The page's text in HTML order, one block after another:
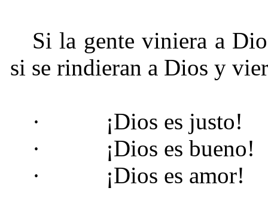
Si la gente viniera a
si se rindieran a Dios y
· ¡Dios es justo!
· ¡Dios es bueno!
· ¡Dios es amor!